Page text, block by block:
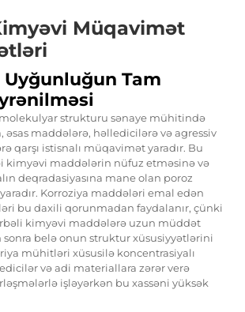
Müqavimət
Tam
strukturu sənaye mühitində
əsas maddələrə, həlledicilərə və agressiv
qarşı istisnalı müqavimət yaradır. Bu
kimyəvi maddələrin nüfuz etməsinə və
deqradasiyasına mane olan poroz
Korroziya maddələri emal edən
bu daxili qorunmadan faydalanır, çünki
kimyəvi maddələrə uzun müddət
sonra belə onun struktur xüsusiyyətlərini
mühitləri xüsusilə koncentrasiyalı
və adi materiallara zərər verə
işləyərkən bu xassəni yüksək